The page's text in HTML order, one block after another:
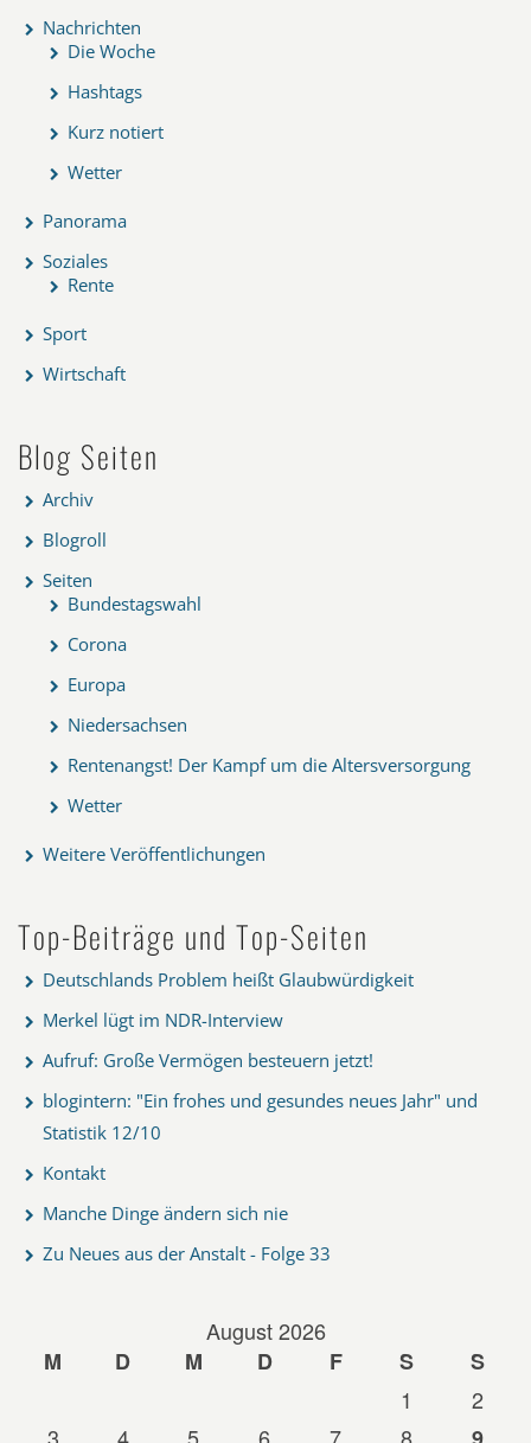
Nachrichten
Die Woche
Hashtags
Kurz notiert
Wetter
Panorama
Soziales
Rente
Sport
Wirtschaft
Blog Seiten
Archiv
Blogroll
Seiten
Bundestagswahl
Corona
Europa
Niedersachsen
Rentenangst! Der Kampf um die Altersversorgung
Wetter
Weitere Veröffentlichungen
Top-Beiträge und Top-Seiten
Deutschlands Problem heißt Glaubwürdigkeit
Merkel lügt im NDR-Interview
Aufruf: Große Vermögen besteuern jetzt!
blogintern: "Ein frohes und gesundes neues Jahr" und
Statistik 12/10
Kontakt
Manche Dinge ändern sich nie
Zu Neues aus der Anstalt - Folge 33
August 2026
M
D M D F S
S
1
2
3
4 5 6 7 8